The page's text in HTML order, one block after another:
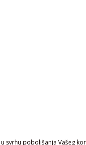
u svrhu poboljšanja Vašeg